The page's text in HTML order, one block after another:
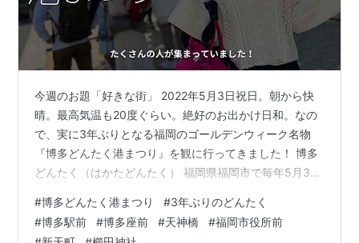
今週のお題「好きな街」 2022年5月3日祝日。朝から快
晴。最高気温も20度ぐらい。絶好のお出かけ日和。なの
で、実に3年ぶりとなる福岡のゴールデンウィーク名物
『博多どんたく港まつり』を観に行ってきました！ 博多
どんたく（はかたどんたく） 福岡県福岡市で毎年5月3日
人を越え、ひろしまフラワーフェスティバルを上回るだ
けにゴールデンウィーク期間に開催される催し物の動員
#博多どんたく港まつり #3年ぶりのどんたく
#博多駅前 #博多座前 #天神橋 #福岡市役所前